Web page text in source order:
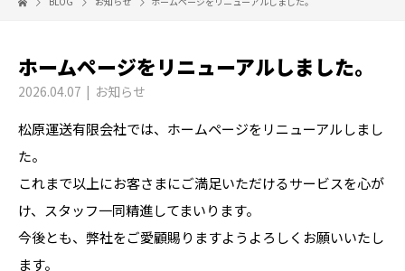
ホームページをリニューアルしました。
2026.04.07 お知らせ
松原運送有限会社では、ホームページをリニューアルしまし
た。
これまで以上にお客さまにご満足いただけるサービスを心が
け、スタッフ一同精進してまいります。
今後とも、弊社をご愛顧賜りますようよろしくお願いいたし
ます。